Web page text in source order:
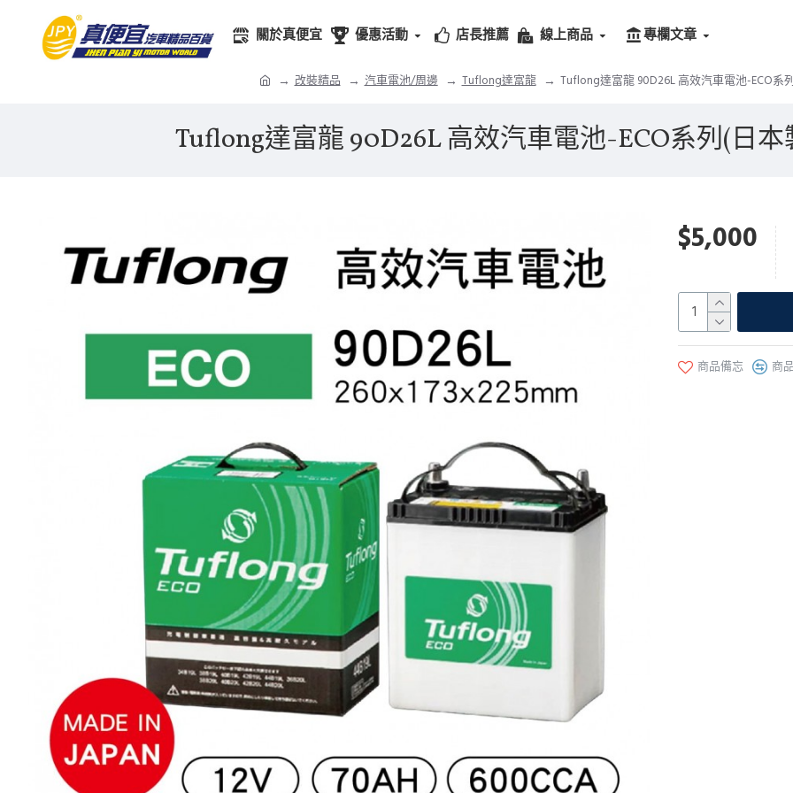
關於真便宜 優惠活動 店長推薦 線上商品 專欄文章
改裝精品 汽車電池/周邊 Tuflong達富龍 Tuflong達富龍 90D26L 高效汽車電池-ECO系
Tuflong達富龍 90D26L 高效汽車電池-ECO系列(日
$5,000
商品備忘 商